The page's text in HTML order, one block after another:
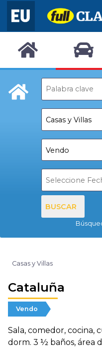
BUSCAR
Casas y Villas
Cataluña
Vendo
Sala, comedor, cocina,
dorm. 3 ½ baños, área